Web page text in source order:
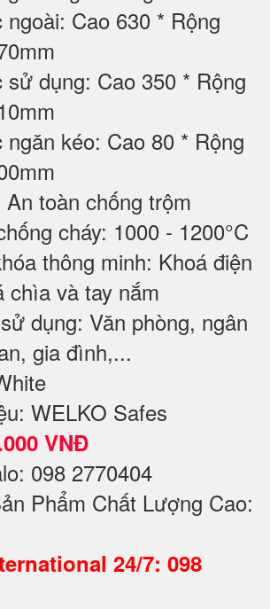
Cao 630 * Rộng
dụng: Cao 350 * Rộng
kéo: Cao 80 * Rộng
toàn chống trộm
cháy: 1000 - 1200°C
thông minh: Khoá điện
chìa và tay nắm
dụng: Văn phòng, ngân
gia đình,...
WELKO Safes
VNĐ
098 2770404
Phẩm Chất Lượng Cao:
24/7: 098